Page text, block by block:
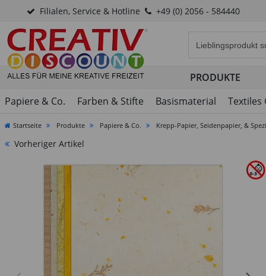
Filialen, Service & Hotline +49 (0) 2056 - 584440
PRODUKTE
Papiere & Co.
Farben & Stifte Basismaterial Textiles
Startseite Produkte Papiere & Co. Krepp-Papier, Seidenpapier, &
Vorheriger Artikel